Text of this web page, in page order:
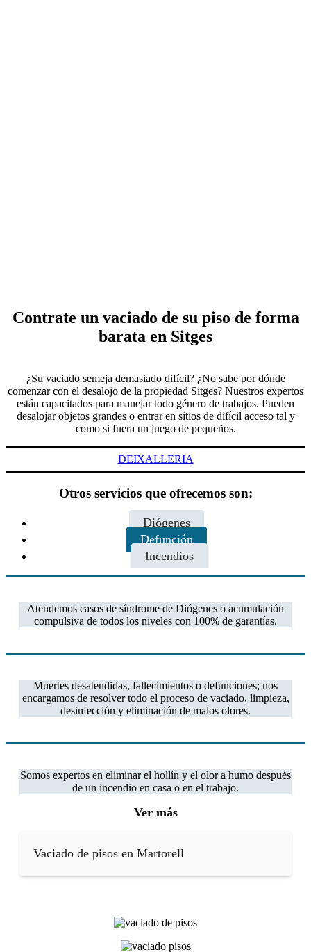
Contrate un vaciado de su piso de forma
barata en Sitges
¿Su vaciado semeja demasiado difícil? ¿No sabe por dónde
comenzar con el desalojo de la propiedad Sitges? Nuestros expertos
están capacitados para manejar todo género de trabajos. Pueden
desalojar objetos grandes o entrar en sitios de difícil acceso tal y
como si fuera un juego de pequeños.
DEIXALLERIA
Otros servicios que ofrecemos son:
Diógenes
Defunción
Incendios
Atendemos casos de síndrome de Diógenes o acumulación
compulsiva de todos los niveles con 100% de garantías.
Muertes desatendidas, fallecimientos o defunciones; nos
encargamos de resolver todo el proceso de vaciado, limpieza,
desinfección y eliminación de malos olores.
Somos expertos en eliminar el hollín y el olor a humo después
de un incendio en casa o en el trabajo.
Ver más
Vaciado de pisos en Martorell